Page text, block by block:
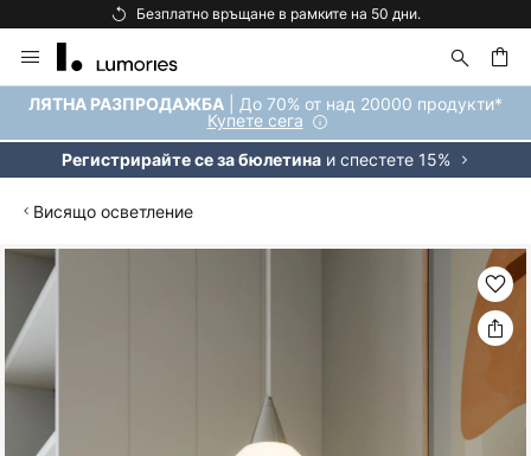
Безплатно връщане в рамките на 50 дни.
Прескачане
към
съдържанието
ЛЯТНА РАЗПРОДАЖБА | До 70% от над 20000 продукти*
Купете сега
Регистрирайте се за бюлетинаи спестете 15%
Висящо осветление
Преминете
към
края
на
галерията
изображенията